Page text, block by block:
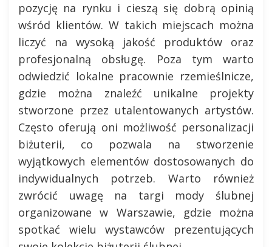
pozycję na rynku i cieszą się dobrą opinią
wśród klientów. W takich miejscach można
liczyć na wysoką jakość produktów oraz
profesjonalną obsługę. Poza tym warto
odwiedzić lokalne pracownie rzemieślnicze,
gdzie można znaleźć unikalne projekty
stworzone przez utalentowanych artystów.
Często oferują oni możliwość personalizacji
biżuterii, co pozwala na stworzenie
wyjątkowych elementów dostosowanych do
indywidualnych potrzeb. Warto również
zwrócić uwagę na targi mody ślubnej
organizowane w Warszawie, gdzie można
spotkać wielu wystawców prezentujących